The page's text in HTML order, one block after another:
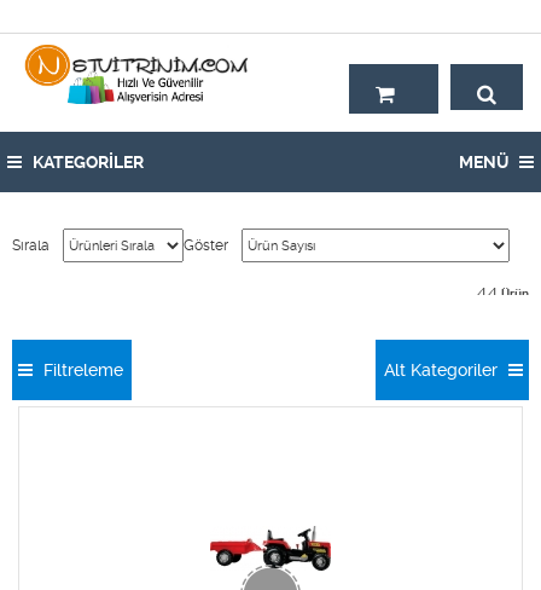
KATEGORİLER MENÜ
Sırala Göster
44 Ürün
Filtreleme Alt Kategoriler